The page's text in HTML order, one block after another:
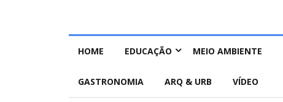
HOME EDUCAÇÃO MEIO AMBIENTE
GASTRONOMIA ARQ & URB VÍDEO